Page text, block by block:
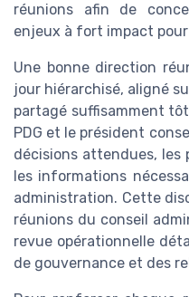
réunions afin de
enjeux à fort impact pour
Une bonne direction
jour hiérarchisé, aligné
partagé suffisamment
PDG et le président
décisions attendues,
les informations
administration. Cette
réunions du conseil
revue opérationnelle
de gouvernance et des